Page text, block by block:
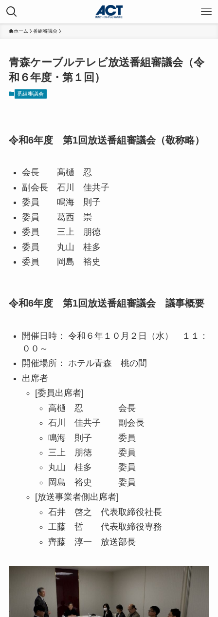
ホーム 番組審議会
青森ケーブルテレビ放送番組審議会（令
和６年度・第１回）
番組審議会
令和6年度 第1回放送番組審議会（敬称略）
会長 髙樋 忍
副会長 石川 佳共子
委員 鳴海 則子
委員 葛西 崇
委員 三上 朋徳
委員 丸山 桂多
委員 岡島 裕史
令和6年度 第1回放送番組審議会 議事概要
開催日時： 令和６年１０月２日（水） １１：
００～
開催場所： ホテル青森 桃の間
出席者
[委員出席者]
高樋 忍 会長
石川 佳共子 副会長
鳴海 則子 委員
三上 朋徳 委員
丸山 桂多 委員
岡島 裕史 委員
[放送事業者側出席者]
石井 啓之 代表取締役社長
工藤 哲 代表取締役専務
齊藤 淳一 放送部長